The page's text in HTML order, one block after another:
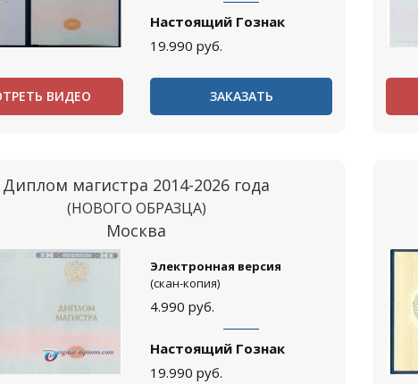
Настоящий Гознак
19.990 руб.
ВИДЕО ЗАКАЗАТЬ
Диплом магистра 2014-2026 года
(НОВОГО ОБРАЗЦА)
Москва
Электронная версия
(скан-копия)
4.990 руб.
Настоящий Гознак
19.990 руб.